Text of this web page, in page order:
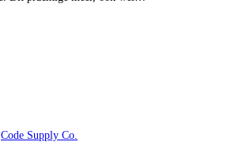
Code Supply Co.